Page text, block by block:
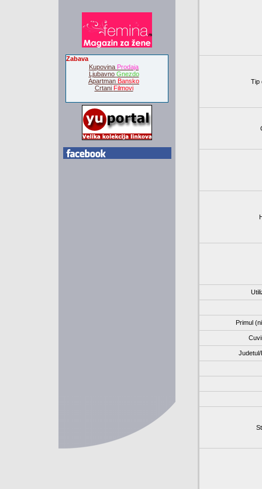
Zabava
Kupovina Prodaja
Ljubavno Gnezdo
Apartman Bansko
Crtani Filmovi
Tip
Primul